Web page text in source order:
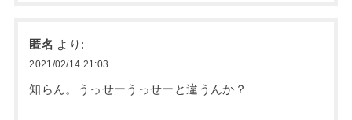
匿名 より:
2021/02/14 21:03
知らん。うっせーうっせーと違うんか？